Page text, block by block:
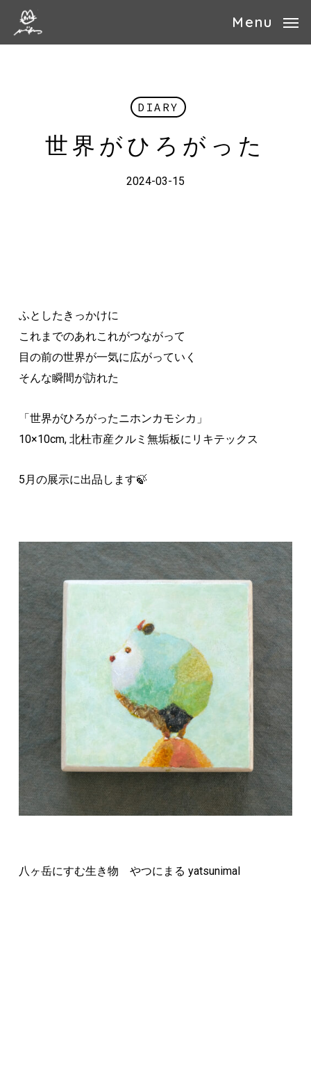
Menu
DIARY
世界がひろがった
2024-03-15
ふとしたきっかけに
これまでのあれこれがつながって
目の前の世界が一気に広がっていく
そんな瞬間が訪れた
「世界がひろがったニホンカモシカ」
10×10cm, 北杜市産クルミ無垢板にリキテックス
5月の展示に出品します🍃
八ヶ岳にすむ生き物 やつにまる yatsunimal